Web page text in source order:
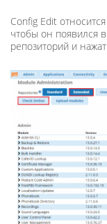
Config Edit
чтобы он появился
репозиторий и